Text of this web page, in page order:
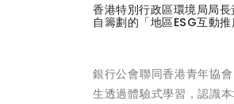
香港特別行政區環境局局
自籌劃的「地區ESG互動推
銀行公會聯同香港青年協
生透過體驗式學習，認識